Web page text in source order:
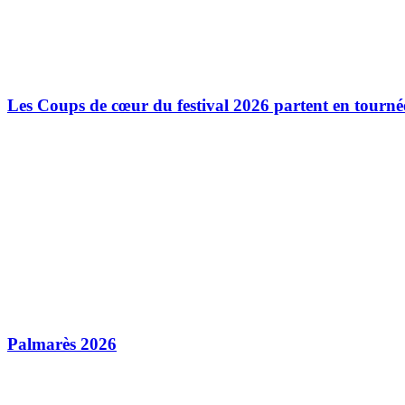
Les Coups de cœur du festival 2026 partent en
Palmarès 2026